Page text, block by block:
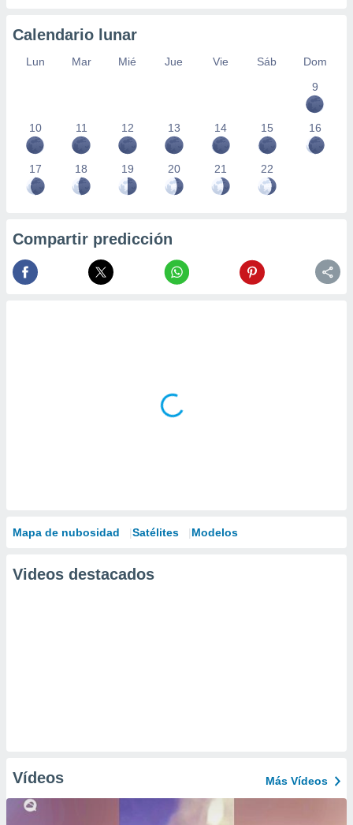
Calendario lunar
Lun Mar Mié Jue Vie Sáb
Dom
9
10 11 12 13 14 15 16
17 18 19 20 21 22
Compartir predicción
Mapa de nubosidad Satélites Modelos
Videos destacados
Vídeos Más Vídeos